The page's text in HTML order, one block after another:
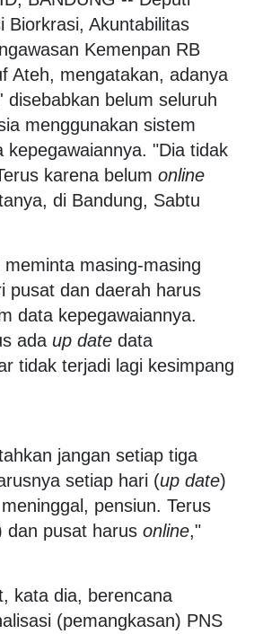
Biorkrasi, Akuntabilitas
Kemenpan RB
Ateh, mengatakan, adanya
disebabkan belum seluruh
menggunakan sistem
kepegawaiannya.‬ "Dia tidak
karena belum online
di Bandung, Sabtu
masing-masing
pusat dan daerah harus
data kepegawaiannya.
ada up date data
tidak terjadi lagi kesimpang
jangan setiap tiga
setiap hari (up date)
pensiun. Terus
dan pusat harus online,"
kata dia, berencana
(pemangkasan) PNS